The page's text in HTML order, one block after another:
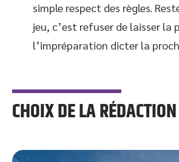
simple respect des règles.
jeu, c’est refuser de laisser la
l’impréparation dicter la
CHOIX DE LA RÉDACTION